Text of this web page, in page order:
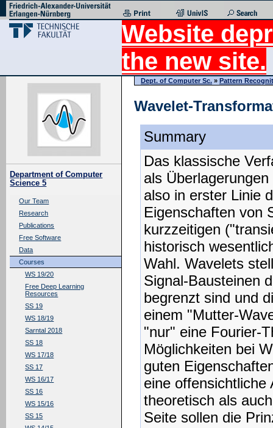
Website
the new site.
Department of Computer
Science 5
Our Team
Research
Publications
Free Software
Data
Courses
WS 19/20
Free Deep Learning
Resources
SS 19
WS 18/19
Sarntal 2018
SS 18
WS 17/18
SS 17
WS 16/17
SS 16
WS 15/16
SS 15
Dept. of Computer Sc. » Pattern
Wavelet-
Summary
Das klassische
als
also in erster Linie
Eigenschaften von
kurzzeitigen
historisch
Wahl. Wavelets
Signal-Bausteinen
begrenzt sind und
einem "Mutter-
"nur" eine Fourier-
Möglichkeiten bei
guten
eine offensichtliche
theoretisch als
Seite sollen die